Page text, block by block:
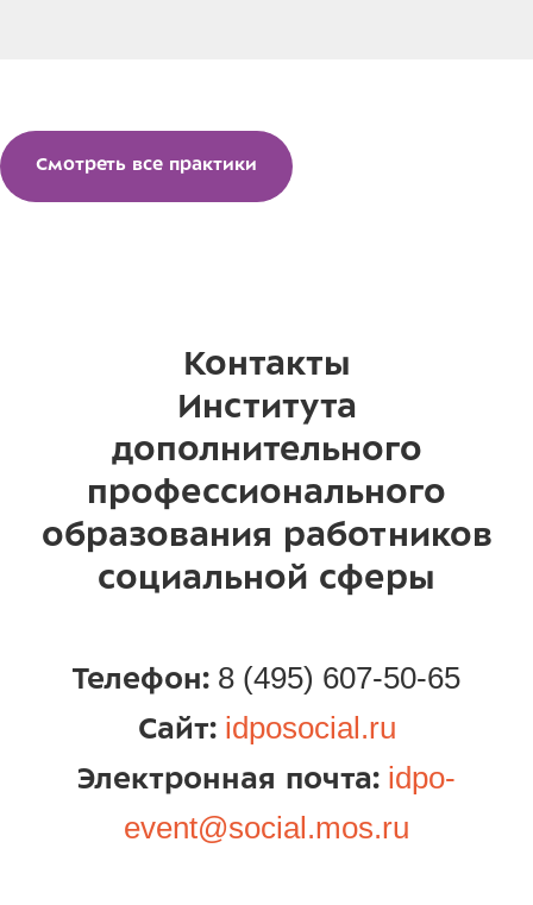
Смотреть все практики
Контакты
Института
дополнительного
профессионального
образования работников
социальной сферы
Телефон: 8 (495) 607-50-65
Сайт: idposocial.ru
Электронная почта: idpo-
event@social.mos.ru